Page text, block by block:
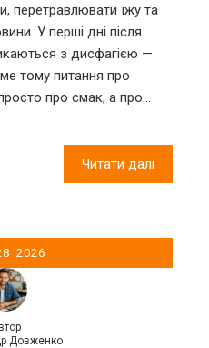
перетравлювати їжу та
У перші дні після
з дисфагією —
тому питання про
про смак, а про…
Читати далі
2026
Довженко